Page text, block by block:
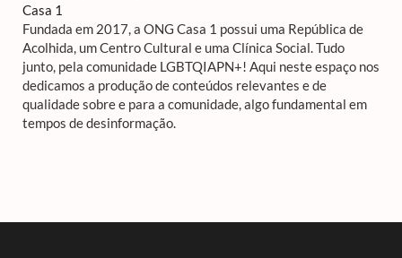
Casa 1
Fundada em 2017, a ONG Casa 1 possui uma República de
Acolhida, um Centro Cultural e uma Clínica Social. Tudo
junto, pela comunidade LGBTQIAPN+! Aqui neste espaço nos
dedicamos a produção de conteúdos relevantes e de
qualidade sobre e para a comunidade, algo fundamental em
tempos de desinformação.